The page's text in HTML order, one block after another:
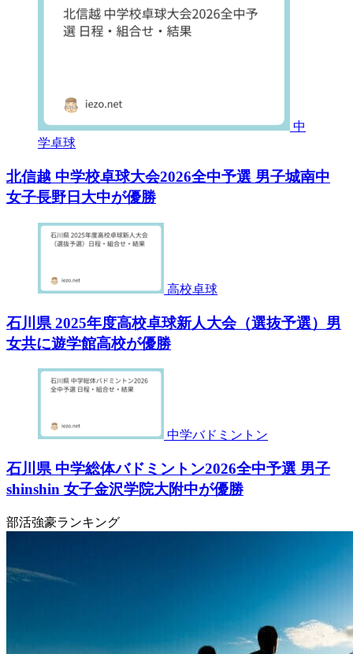
中
学卓球
北信越 中学校卓球大会2026全中予選 男子城南中
女子長野日大中が優勝
高校卓球
石川県 2025年度高校卓球新人大会（選抜予選）男
女共に遊学館高校が優勝
中学バドミントン
石川県 中学総体バドミントン2026全中予選 男子
shinshin 女子金沢学院大附中が優勝
部活強豪ランキング